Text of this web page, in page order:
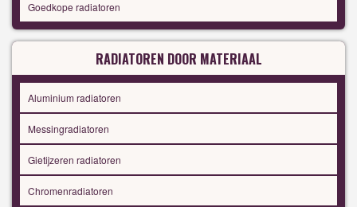
Goedkope radiatoren
RADIATOREN DOOR MATERIAAL
Aluminium radiatoren
Messingradiatoren
Gietijzeren radiatoren
Chromenradiatoren